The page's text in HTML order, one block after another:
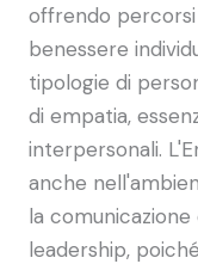
offrendo
benessere
tipologie di
di empatia,
interpersonali.
anche
la
leadership,